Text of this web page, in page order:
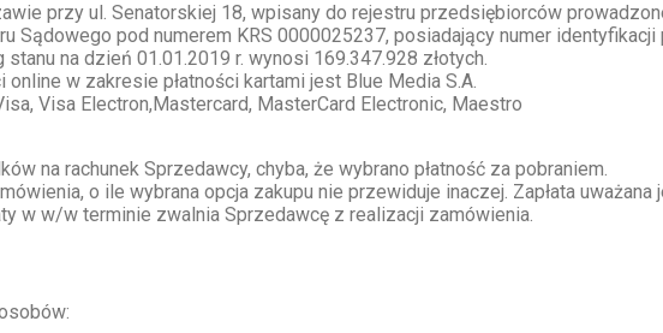
przy ul. Senatorskiej 18, wpisany do rejestru przedsiębiorców
Sądowego pod numerem KRS 0000025237, posiadający numer
na dzień 01.01.2019 r. wynosi 169.347.928 złotych.
w zakresie płatności kartami jest Blue Media S.A.
Visa Electron,Mastercard, MasterCard Electronic, Maestro
na rachunek Sprzedawcy, chyba, że wybrano płatność za pobraniem.
o ile wybrana opcja zakupu nie przewiduje inaczej. Zapłata
w w/w terminie zwalnia Sprzedawcę z realizacji zamówienia.